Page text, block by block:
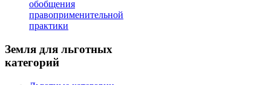
обобщения
правоприменительной
практики
Земля для льготных
категорий